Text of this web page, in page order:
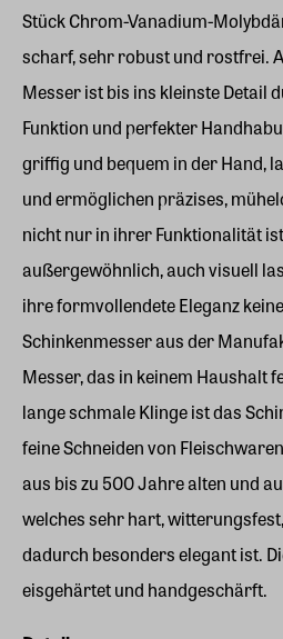
Stück Chrom-Vanadium-
scharf, sehr robust und rostfrei.
Messer ist bis ins kleinste Detail
Funktion und perfekter
griffig und bequem in der Hand,
und ermöglichen präzises,
nicht nur in ihrer Funktionalität
außergewöhnlich, auch visuell
ihre formvollendete Eleganz
Schinkenmesser aus der
Messer, das in keinem Haushalt
lange schmale Klinge ist das
feine Schneiden von
aus bis zu 500 Jahre alten und
welches sehr hart,
dadurch besonders elegant ist.
eisgehärtet und handgeschärft.